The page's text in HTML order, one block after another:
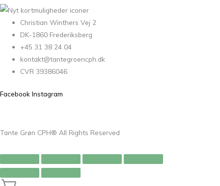
Christian Winthers Vej 2
DK-1860 Frederiksberg
+45 31 38 24 04
kontakt@tantegroencph.dk
CVR 39386046
Facebook Instagram
Tante Grøn CPH® All Rights Reserved